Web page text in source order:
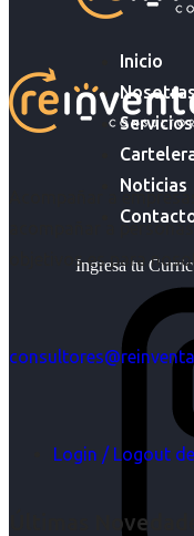
Inicio
Servicios
Noticias
Ingresa tu
Acompañar a
acompañar a
objetivos es para
Login / Logout
Últimas